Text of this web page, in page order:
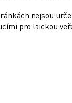
nejsou
pro laickou